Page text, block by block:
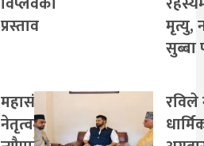
प्रस्ताव
मृत्यु,
सुब्बा
महासंघको
नेतृत्वमा
रविले